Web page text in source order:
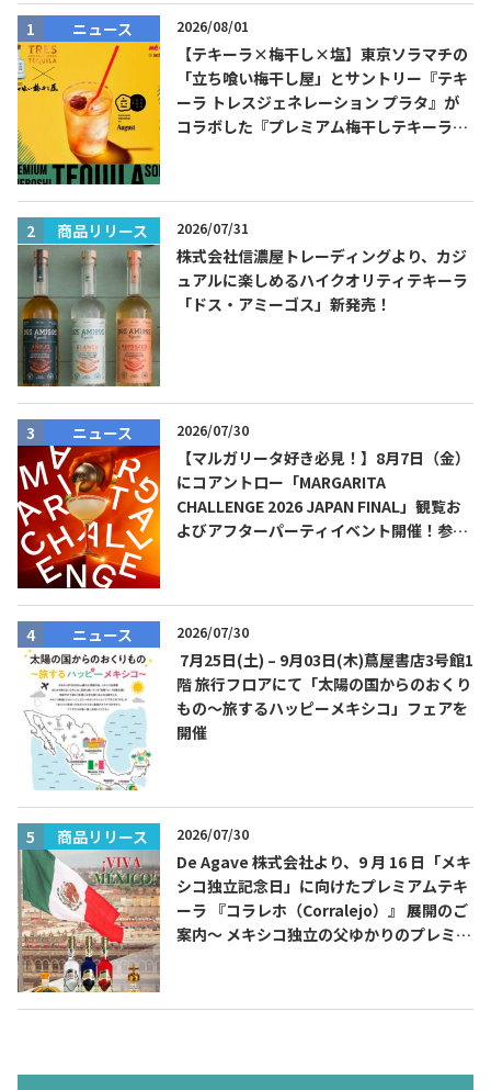
ニュース 2026/08/01
【テキーラ×梅干し×塩】東京ソラマチの
「立ち喰い梅干し屋」とサントリー『テキ
ーラ トレスジェネレーション プラタ』が
コラボした『プレミアム梅干しテキーラソ
商品リリース 2026/07/31
株式会社信濃屋トレーディングより、カジ
ュアルに楽しめるハイクオリティテキーラ
「ドス・アミーゴス」新発売！
ニュース 2026/07/30
【マルガリータ好き必見！】8月7日（金）
にコアントロー「MARGARITA
CHALLENGE 2026 JAPAN FINAL」観覧お
よびアフターパーティイベント開催！参加
ニュース 2026/07/30
7月25日(土) – 9月03日(木)蔦屋書店3号館1
階 旅行フロアにて「太陽の国からのおくり
もの～旅するハッピーメキシコ」フェアを
開催
商品リリース 2026/07/30
De Agave 株式会社より、9 月 16 日「メキ
シコ独立記念日」に向けたプレミアムテキ
ーラ 『コラレホ（Corralejo）』 展開のご
案内〜 メキシコ独立の父ゆかりのプレミア